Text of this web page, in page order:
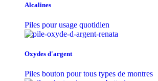
Alcalines
Piles pour usage quotidien
Oxydes d'argent
Piles bouton pour tous types de montres